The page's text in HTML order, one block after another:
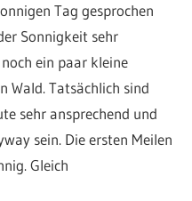
Tag gesprochen
Sonnigkeit sehr
ein paar kleine
Wald. Tatsächlich sind
sehr ansprechend und
sein. Die ersten Meilen
Gleich